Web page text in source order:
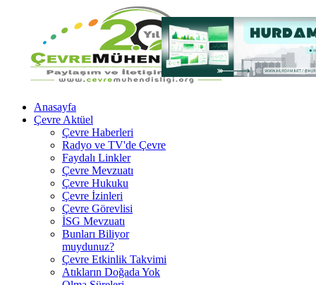
Anasayfa
Çevre Aktüel
Çevre Haberleri
Radyo ve TV'de Çevre
Faydalı Linkler
Çevre Mevzuatı
Çevre Hukuku
Çevre İzinleri
Çevre Görevlisi
İSG Mevzuatı
Bunları Biliyor
muydunuz?
Çevre Etkinlik Takvimi
Atıkların Doğada Yok